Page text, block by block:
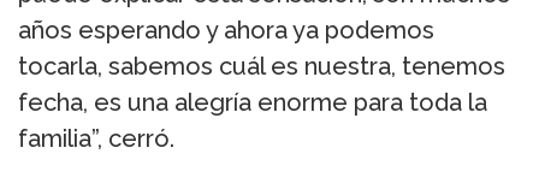
años esperando y ahora ya podemos
tocarla, sabemos cuál es nuestra, tenemos
fecha, es una alegría enorme para toda la
familia”, cerró.